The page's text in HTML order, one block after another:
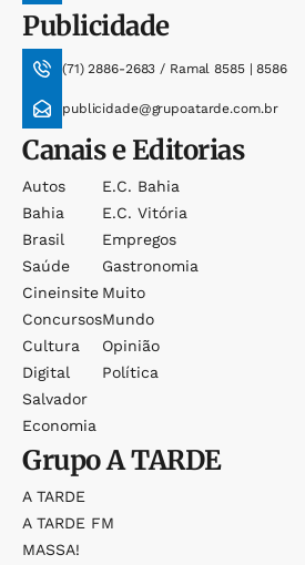
Publicidade
(71) 2886-2683 / Ramal 8585 | 8586
publicidade@grupoatarde.com.br
Canais e Editorias
Autos
Bahia
Brasil
Saúde
Cineinsite
Concursos
Cultura
Digital
Salvador
Economia
E.c. Bahia
E.c. Vitória
Empregos
Gastronomia
Muito
Mundo
Opinião
Política
GrupoA TARDE
A TARDE
A TARDE FM
MASSA!